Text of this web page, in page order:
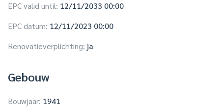
EPC valid until: 12/11/2033 00:00
EPC datum: 12/11/2023 00:00
Renovatieverplichting: ja
Gebouw
Bouwjaar: 1941